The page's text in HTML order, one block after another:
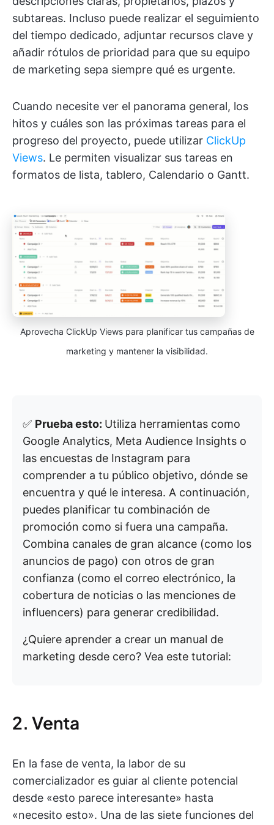
subtareas. Incluso puede realizar el seguimiento
del tiempo dedicado, adjuntar recursos clave y
añadir rótulos de prioridad para que su equipo
de marketing sepa siempre qué es urgente.
Cuando necesite ver el panorama general, los
hitos y cuáles son las próximas tareas para el
progreso del proyecto, puede utilizar ClickUp
Views. Le permiten visualizar sus tareas en
formatos de lista, tablero, Calendario o Gantt.
Aprovecha ClickUp Views para planificar tus campañas de
marketing y mantener la visibilidad.
✅ Prueba esto: Utiliza herramientas como
Google Analytics, Meta Audience Insights o
las encuestas de Instagram para
comprender a tu público objetivo, dónde se
encuentra y qué le interesa. A continuación,
puedes planificar tu combinación de
promoción como si fuera una campaña.
Combina canales de gran alcance (como los
anuncios de pago) con otros de gran
confianza (como el correo electrónico, la
cobertura de noticias o las menciones de
influencers) para generar credibilidad.
¿Quiere aprender a crear un manual de
marketing desde cero? Vea este tutorial:
2. Venta
En la fase de venta, la labor de su
comercializador es guiar al cliente potencial
desde «esto parece interesante» hasta
«necesito esto». Una de las siete funciones del